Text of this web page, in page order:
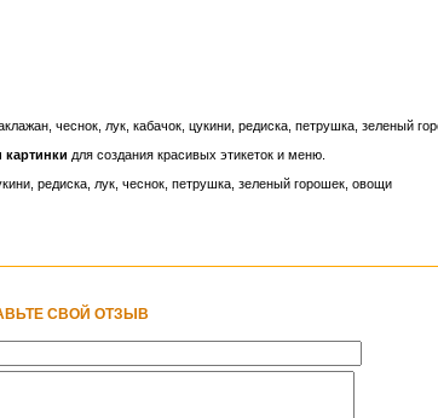
чеснок, лук, кабачок, цукини, редиска, петрушка, зеленый
картинки для создания красивых этикеток и меню.
редиска, лук, чеснок, петрушка, зеленый горошек, овощи
СВОЙ ОТЗЫВ